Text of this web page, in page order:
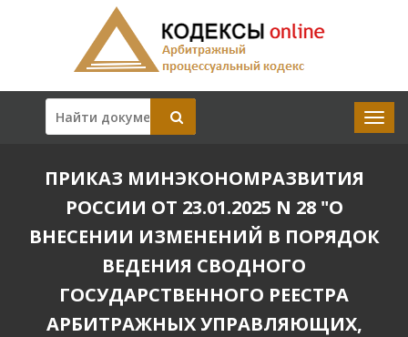
ПРИКАЗ МИНЭКОНОМРАЗВИТИЯ
РОССИИ ОТ 23.01.2025 N 28 "О
ВНЕСЕНИИ ИЗМЕНЕНИЙ В ПОРЯДОК
ВЕДЕНИЯ СВОДНОГО
ГОСУДАРСТВЕННОГО РЕЕСТРА
АРБИТРАЖНЫХ УПРАВЛЯЮЩИХ,